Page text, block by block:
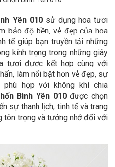
Yên 010 sử dụng hoa tươi
bảo độ bền, vẻ đẹp của hoa
tế giúp bạn truyền tải những
kính trọng trong những giây
tươi được kết hợp cùng với
làm nổi bật hơn vẻ đẹp, sự
hợp với không khí chia
Bình Yên 010được chọn
sự thanh lịch, tinh tế và trang
tôn trọng và tưởng nhớ đối với